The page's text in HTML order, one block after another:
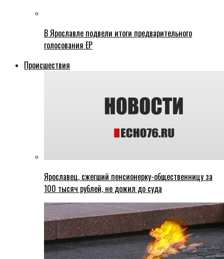
В Ярославле подвели итоги предварительного
голосования ЕР
Происшествия
Ярославец, сжегший пенсионерку-общественницу за
100 тысяч рублей, не дожил до суда